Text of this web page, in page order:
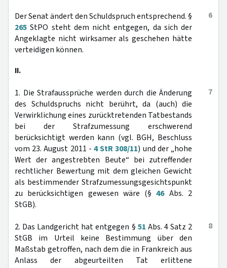
6
Der Senat ändert den Schuldspruch entsprechend. §
265 StPO steht dem nicht entgegen, da sich der
Angeklagte nicht wirksamer als geschehen hätte
verteidigen können.
II.
7
1. Die Strafaussprüche werden durch die Änderung
des Schuldspruchs nicht berührt, da (auch) die
Verwirklichung eines zurücktretenden Tatbestands
bei der Strafzumessung erschwerend
berücksichtigt werden kann (vgl. BGH, Beschluss
vom 23. August 2011 - 4 StR 308/11) und der „hohe
Wert der angestrebten Beute“ bei zutreffender
rechtlicher Bewertung mit dem gleichen Gewicht
als bestimmender Strafzumessungsgesichtspunkt
zu berücksichtigen gewesen wäre (§46Abs. 2
StGB).
8
2. Das Landgericht hat entgegen § 51 Abs. 4 Satz 2
StGB im Urteil keine Bestimmung über den
Maßstab getroffen, nach dem die in Frankreich aus
Anlass der abgeurteilten Tat erlittene